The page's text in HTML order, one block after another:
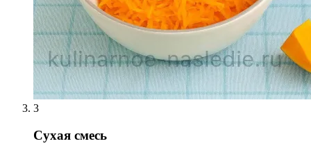
3
Сухая смесь